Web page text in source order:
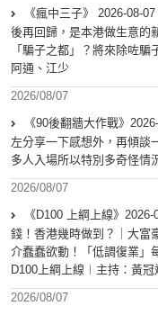
《瘋中三子》 2026-08-
後再回歸，是本港做生意的
「騙子之都」？將來除咗
阿通、江少
2026/08/07
《90後翻牆大作戰》
左分享一下感想外，再傾談
多人入場所以特別多奇怪情
2026/08/07
《D100 上綱上線》
錢！香港幾時做到？｜大富
介蠢蠢欲動！「低調復業」
D100上綱上線︱主持：黃
2026/08/07